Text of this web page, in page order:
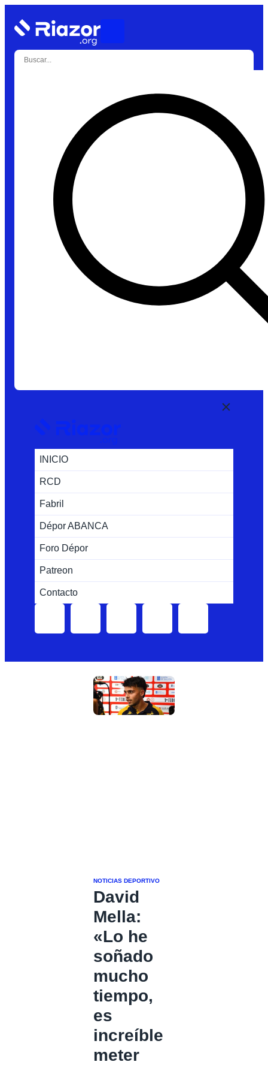
INICIO
RCD
Fabril
Dépor ABANCA
Foro Dépor
Patreon
Contacto
NOTICIAS DEPORTIVO
David
Mella:
«Lo he
soñado
mucho
tiempo,
es
increíble
meter